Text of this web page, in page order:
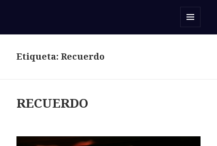
Etiqueta:Recuerdo
RECUERDO